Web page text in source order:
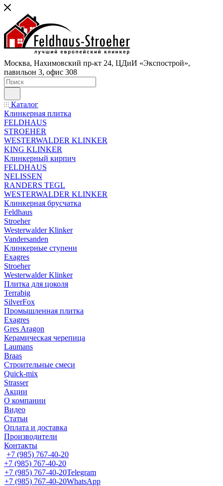
Москва, Нахимовский пр-кт 24, ЦДиИ «Экспострой»,
павильон 3, офис 308
Каталог
Клинкерная плитка
FELDHAUS
STROEHER
WESTERWALDER KLINKER
KING KLINKER
Клинкерный кирпич
FELDHAUS
NELISSEN
RANDERS TEGL
WESTERWALDER KLINKER
Клинкерная брусчатка
Feldhaus
Stroeher
Westerwalder Klinker
Vandersanden
Клинкерные ступени
Exagres
Stroeher
Westerwalder Klinker
Плитка для цоколя
Terrabig
SilverFox
Промышленная плитка
Exagres
Gres Aragon
Керамическая черепица
Laumans
Braas
Строительные смеси
Quick-mix
Strasser
Акции
О компании
Видео
Статьи
Оплата и доставка
Производители
Контакты
+7 (985) 767-40-20
+7 (985) 767-40-20
+7 (985) 767-40-20Telegram
+7 (985) 767-40-20WhatsApp